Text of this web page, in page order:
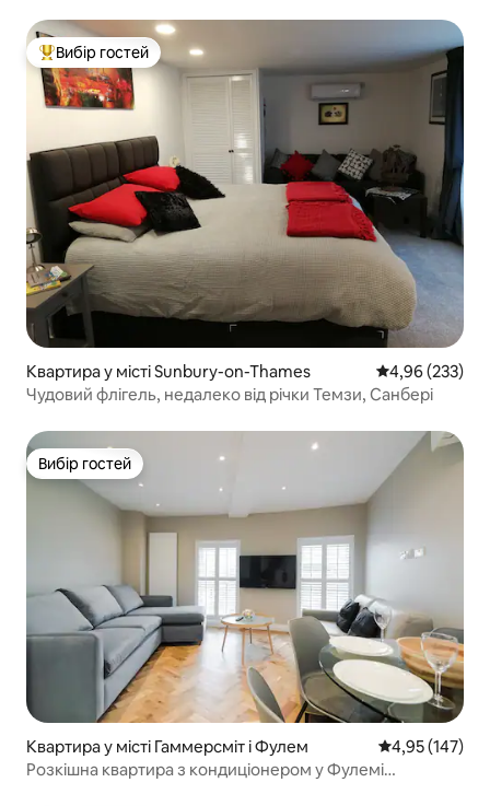
Топ вибір гостей
Вибір гостей
Квартира у місті Sunbury-on-Thames Середня
4,96 (233)
Чудовий флігель, недалеко від річки Темзи, Санбері
Вибір гостей
Вибір гостей
Квартира у місті Гаммерсміт і Фулем Середня
4,95 (147)
Розкішна квартира з кондиціонером у Фулемі